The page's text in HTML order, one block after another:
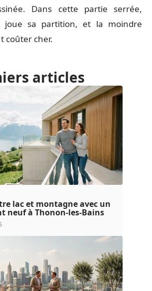
Dans cette partie serrée,
joue sa partition, et la moindre
coûter cher.
articles
lac et montagne avec un
neuf à Thonon-les-Bains